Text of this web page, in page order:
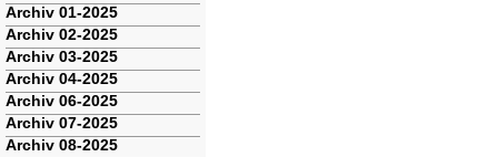
Navigation
überspringen
Archiv 01-2025
Archiv 02-2025
Archiv 03-2025
Archiv 04-2025
Archiv 06-2025
Archiv 07-2025
Archiv 08-2025